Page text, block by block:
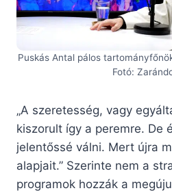
Puskás Antal pálos
Fotó:
„A szeretesség, vagy
kiszorult így a peremre. De
jelentőssé válni. Mert újra
alapjait.” Szerinte nem a
programok hozzák a